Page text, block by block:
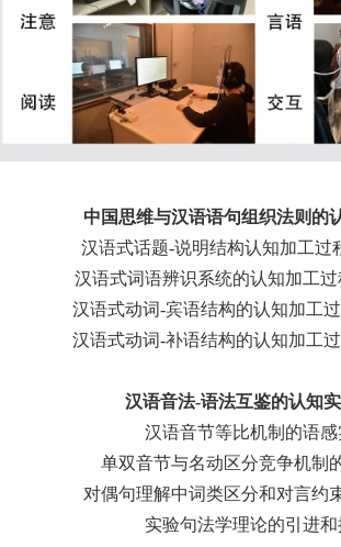
中国思维与汉语语句组织法则的
汉语式话题-说明结构认知加工过
汉语式词语辨识系统的认知加工
汉语式动词-宾语结构的认知加工
汉语式动词-补语结构的认知加工
汉语音法-语法互鉴的认知
汉语音节等比机制的语感
单双音节与名动区分竞争机制
对偶句理解中词类区分和对言约
实验句法学理论的引进和